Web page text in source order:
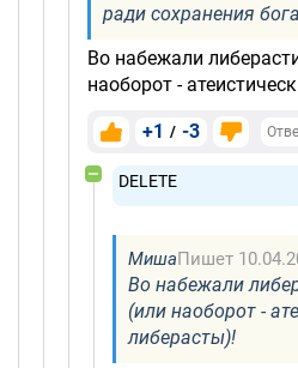
ради сохранения
Во набежали
наоборот -
+1 / -3
DELETE
МишаПишет
Во набежали
(или наоборот -
либерасты)!